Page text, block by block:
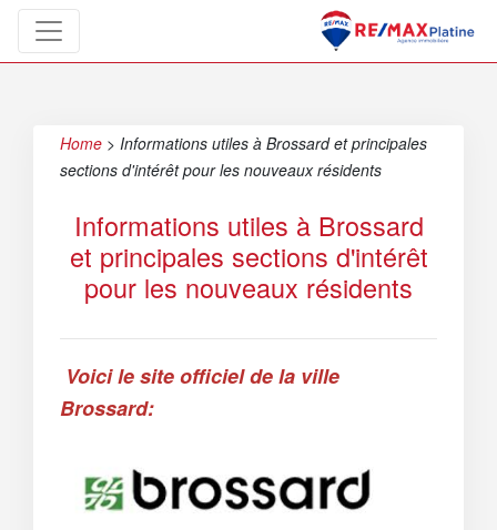
Home > Informations utiles à Brossard et principales
sections d'intérêt pour les nouveaux résidents
Informations utiles à Brossard
et principales sections d'intérêt
pour les nouveaux résidents
Voici le site officiel de la ville
Brossard: